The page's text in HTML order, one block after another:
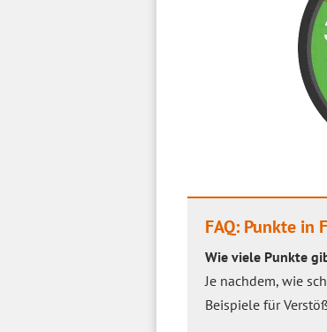
FAQ: Punkte in
Wie viele Punkte
Je nachdem, wie
Beispiele für